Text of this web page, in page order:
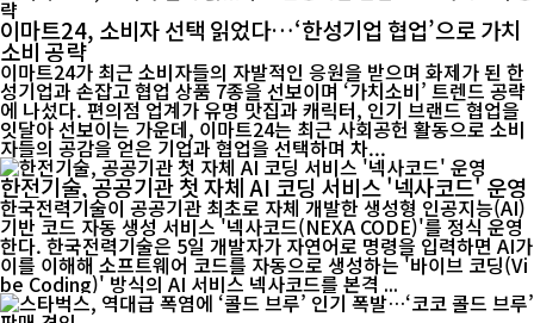
이마트24, 소비자 선택 읽었다…‘한성기업 협업’으로 가치
소비 공략
이마트24가 최근 소비자들의 자발적인 응원을 받으며 화제가 된 한
성기업과 손잡고 협업 상품 7종을 선보이며 ‘가치소비’ 트렌드 공략
에 나섰다. 편의점 업계가 유명 맛집과 캐릭터, 인기 브랜드 협업을
잇달아 선보이는 가운데, 이마트24는 최근 사회공헌 활동으로 소비
자들의 공감을 얻은 기업과 협업을 선택하며 차...
한전기술, 공공기관 첫 자체 AI 코딩 서비스 '넥사코드' 운영
한국전력기술이 공공기관 최초로 자체 개발한 생성형 인공지능(AI)
기반 코드 자동 생성 서비스 '넥사코드(NEXA CODE)'를 정식 운영
한다. 한국전력기술은 5일 개발자가 자연어로 명령을 입력하면 AI가
이를 이해해 소프트웨어 코드를 자동으로 생성하는 '바이브 코딩(Vi
be Coding)' 방식의 AI 서비스 넥사코드를 본격 ...